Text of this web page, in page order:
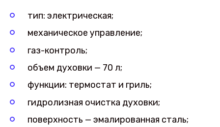
тип: электрическая;
механическое управление;
газ-контроль;
объем духовки — 70 л;
функции: термостат и гриль;
гидролизная очистка духовки;
поверхность — эмалированная сталь;